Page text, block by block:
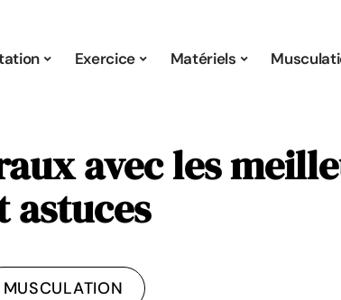
Exercice Matériels
avec les
astuces
MUSCULATION